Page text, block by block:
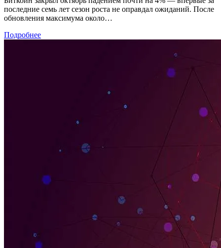
последние семь лет сезон роста не оправдал ожиданий. После
обновления максимума около…
Подробнее